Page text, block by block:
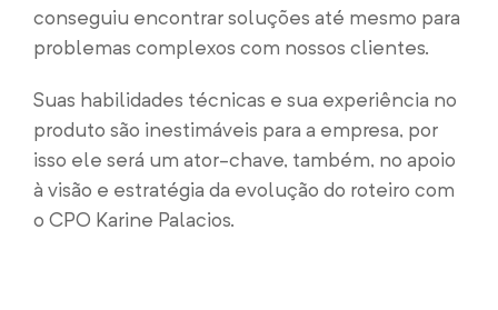
conseguiu encontrar soluções até mesmo para
problemas complexos com nossos clientes.
Suas habilidades técnicas e sua experiência no
produto são inestimáveis para a empresa, por
isso ele será um ator-chave, também, no apoio
à visão e estratégia da evolução do roteiro com
o CPO Karine Palacios.